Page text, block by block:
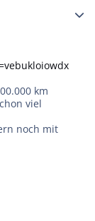
km
viel
noch mit